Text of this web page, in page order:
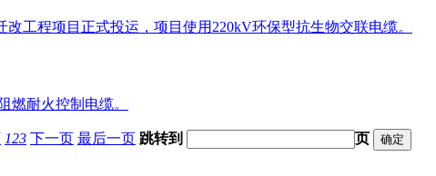
工程项目正式投运，项目使用220kV环保型抗生物交联电缆。
燃耐火控制电缆。
123 下一页 最后一页 跳转到
页